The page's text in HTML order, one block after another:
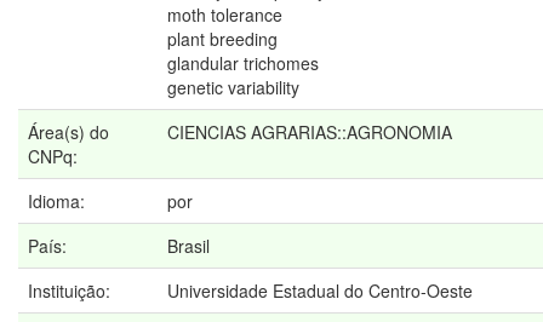
moth tolerance
plant breeding
glandular trichomes
genetic variability
Área(s) do
CNPq:
CIENCIAS AGRARIAS::AGRONOMIA
Idioma:
por
País:
Brasil
Instituição:
Universidade Estadual do Centro-Oeste